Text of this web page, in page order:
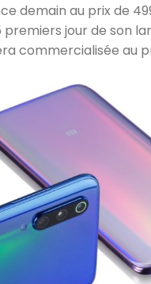
demain au prix de
premiers jour de son
commercialisée au